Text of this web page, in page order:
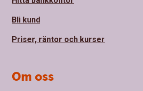
Bli kund
Priser, räntor och kurser
Om oss